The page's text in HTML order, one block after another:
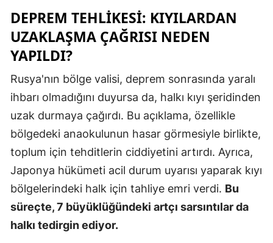
DEPREM TEHLIKESI: KIYILARDAN
UZAKLAŞMA ÇAĞRISI NEDEN
YAPILDI?
Rusya'nın bölge valisi, deprem sonrasında yaralı
ihbarı olmadığını duyursa da, halkı kıyı şeridinden
uzak durmaya çağırdı. Bu açıklama, özellikle
bölgedeki anaokulunun hasar görmesiyle birlikte,
toplum için tehditlerin ciddiyetini artırdı. Ayrıca,
Japonya hükümeti acil durum uyarısı yaparak kıyı
bölgelerindeki halk için tahliye emri verdi. Bu
süreçte, 7 büyüklüğündeki artçı sarsıntılar da
halkı tedirgin ediyor.